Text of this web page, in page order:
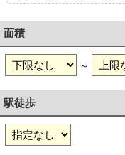
面積
～
駅徒歩